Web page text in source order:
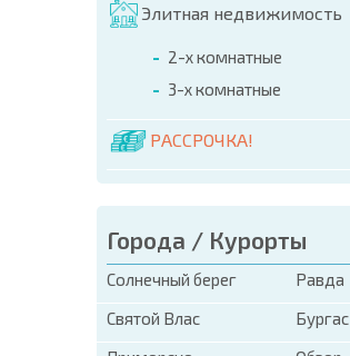
Элитная недвижимость
2-х комнатные
3-х комнатные
РАССРОЧКА!
Города / Курорты
Солнечный берег
Равда
Святой Влас
Бургас